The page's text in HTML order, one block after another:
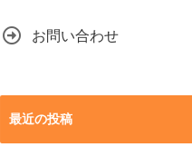
お問い合わせ
最近の投稿